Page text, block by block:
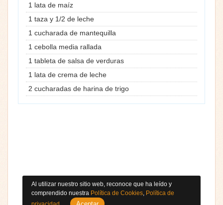
1 lata de maíz
1 taza y 1/2 de leche
1 cucharada de mantequilla
1 cebolla media rallada
1 tableta de salsa de verduras
1 lata de crema de leche
2 cucharadas de harina de trigo
Al utilizar nuestro sitio web, reconoce que ha leído y
comprendido nuestra Política de Cookies, Política de